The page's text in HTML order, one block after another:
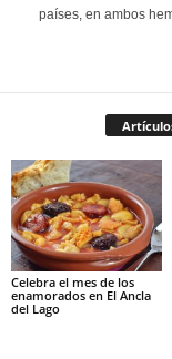
países, en ambos
Celebra el mes de los
enamorados en El Ancla
del Lago